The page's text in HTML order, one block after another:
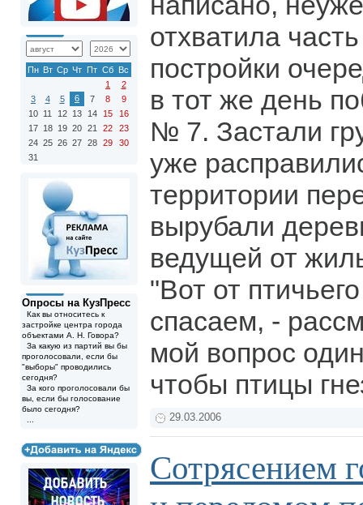
Пн Вт Ср Чт Пт Сб Вс
1
2
3
4 5 6 7 8
9
10 11 12 13 14 15
16
17 18 19 20 21 22
23
24 25 26 27 28 29
30
31
Опросы на КузПресс
Как вы относитесь к
застройке центра города
объектами А. Н. Говора?
За какую из партий вы бы
проголосовали, если бы
"выборы" проводились
сегодня?
За кого проголосовали бы
вы, если бы голосование
было сегодня?
отхватила
постройки
в тот же день
№ 7. Застали
уже
территории
вырубали
ведущей от
"Вот от
спасаем, -
мой вопрос
чтобы птицы
29.03.2006
Сотрясением